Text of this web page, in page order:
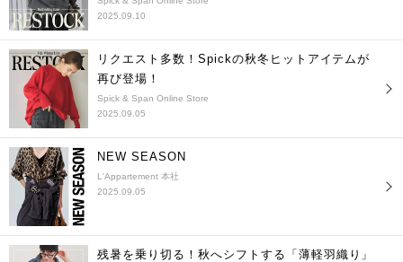
2025.09.10
リクエスト多数！Spickの秋冬ヒットアイテムが
再び登場！
Spick & Span Online Store
2025.09.05
NEW SEASON
L'Appartement 本社
2025.09.05
残暑を乗り切る！秋へシフトする「薄軽羽織り」